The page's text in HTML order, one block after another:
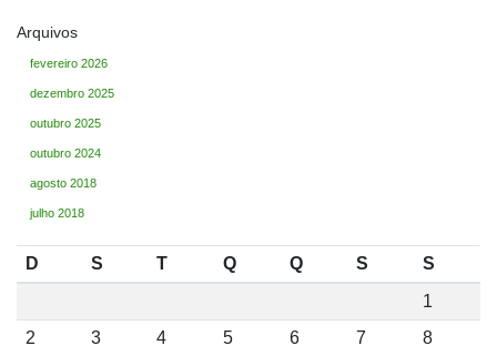
Arquivos
fevereiro 2026
dezembro 2025
outubro 2025
outubro 2024
agosto 2018
julho 2018
D S T Q Q S
S
1
2
3 4 5 6 7 8